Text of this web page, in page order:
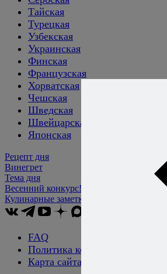
Тайская
Турецкая
Узбекская
Украинская
Финская
Французская
Хорватская
Чешская
Шведская
Швейцарская
Японская
Рецепт дня
Винегрет
Тема дня
Весенний конкурс!
Кулинарные заметки
FAQ
Политика конфиденциальности
Карта сайта